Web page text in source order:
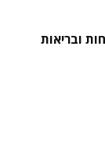
ובריאות